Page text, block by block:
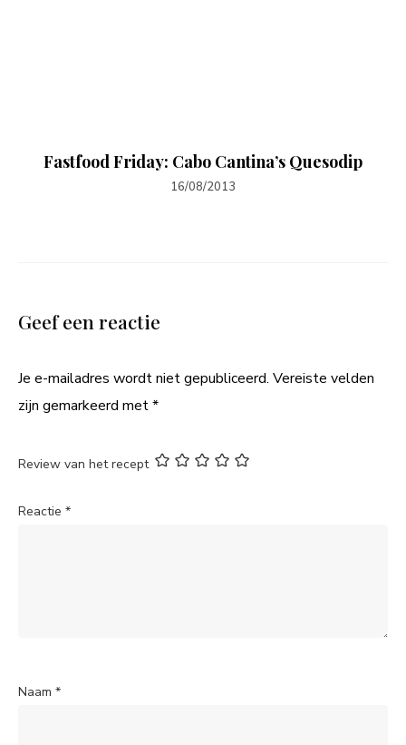
Fastfood Friday: Cabo Cantina’s Quesodip
16/08/2013
Geef een reactie
Je e-mailadres wordt niet gepubliceerd. Vereiste velden
zijn gemarkeerd met*
Review van het recept
Reactie *
Naam *